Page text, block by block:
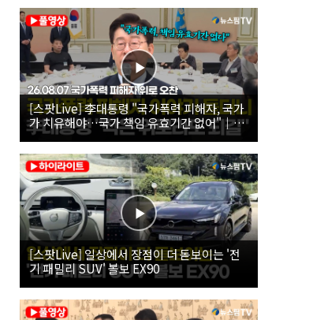
[스팟Live] 李대통령 "국가폭력 피해자, 국가
가 치유해야…국가 책임 유효기간 없어"｜
26.08.07 국가폭력 피해자 위로 오찬
[스팟Live] 일상에서 장점이 더 돋보이는 '전
기 패밀리 SUV' 볼보 EX90